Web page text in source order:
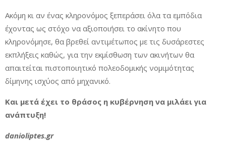
Ακόμη κι αν ένας κληρονόμος ξεπεράσει όλα τα εμπόδια
έχοντας ως στόχο να αξιοποιήσει το ακίνητο που
κληρονόμησε, θα βρεθεί αντιμέτωπος με τις δυσάρεστες
εκπλήξεις καθώς, για την εκμίσθωση των ακινήτων θα
απαιτείται πιστοποιητικό πολεοδομικής νομιμότητας
δίμηνης ισχύος από μηχανικό.
Και μετά έχει το θράσος η κυβέρνηση να μιλάει για
ανάπτυξη!
danioliptes.gr